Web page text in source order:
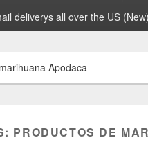
deliverys all over the US (New)
Apodaca
PRODUCTOS DE